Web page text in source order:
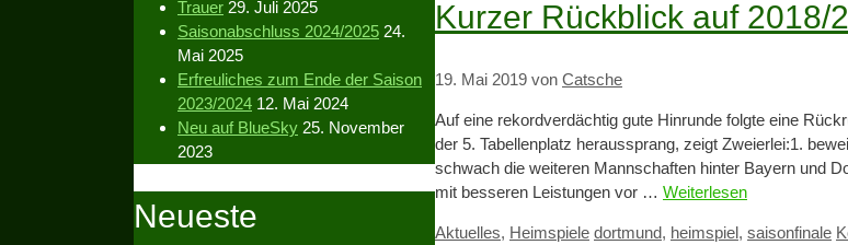
Kurzer Rückblick auf 2018/
19. Mai 2019 von Catsche
Auf eine rekordverdächtig gute Hinrunde folgte eine
der 5. Tabellenplatz heraussprang, zeigt Zweierlei:1.
schwach die weiteren Mannschaften hinter Bayern und
mit besseren Leistungen vor … Weiterlesen
Kategorien
Aktuelles, Heimspiele Schlagwörter
dortmund, heimspiel , saisonfinale
Trauer 29. Juli 2025
Saisonabschluss 2024/2025 24.
Mai 2025
Erfreuliches zum Ende der Saison
2023/2024 12. Mai 2024
Neu auf BlueSky 25. November
2023
Neueste